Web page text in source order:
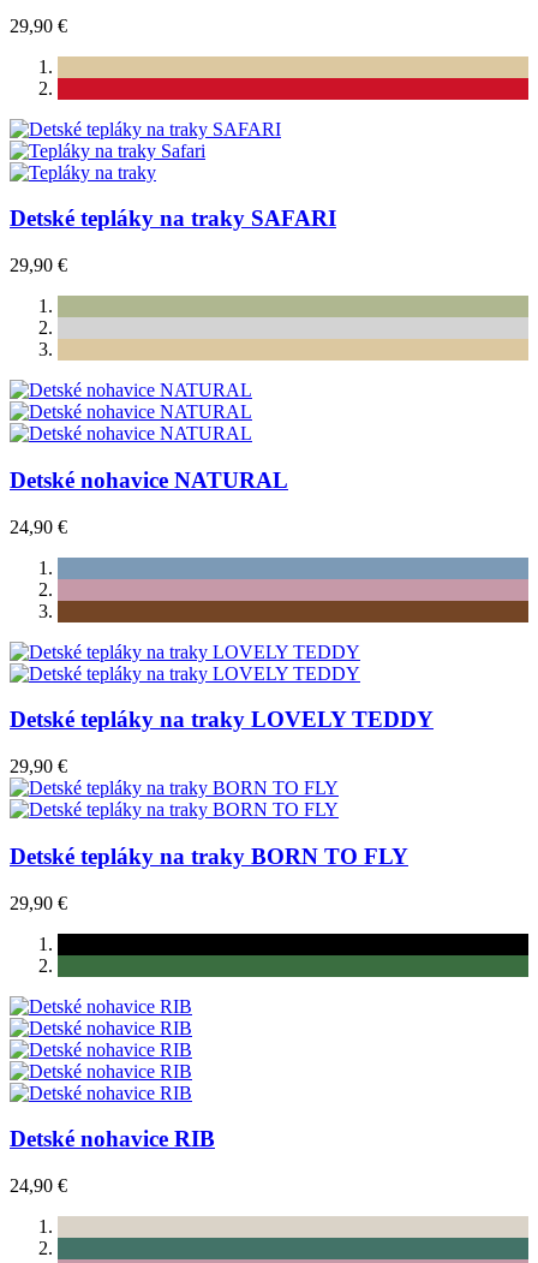
29,90 €
Detské tepláky na traky SAFARI
29,90 €
Detské nohavice NATURAL
24,90 €
Detské tepláky na traky LOVELY TEDDY
29,90 €
Detské tepláky na traky BORN TO FLY
29,90 €
Detské nohavice RIB
24,90 €